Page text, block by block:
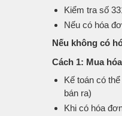
Kiểm tra số
Nếu có hóa
Nếu không có
Cách 1: Mua
Kế toán có
bán ra)
Khi có hóa